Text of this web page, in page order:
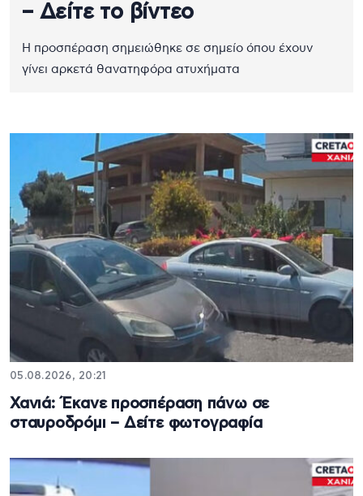
– Δείτε το βίντεο
Η προσπέραση σημειώθηκε σε σημείο όπου έχουν
γίνει αρκετά θανατηφόρα ατυχήματα
05.08.2026, 20:21
Χανιά: Έκανε προσπέραση πάνω σε
σταυροδρόμι – Δείτε φωτογραφία